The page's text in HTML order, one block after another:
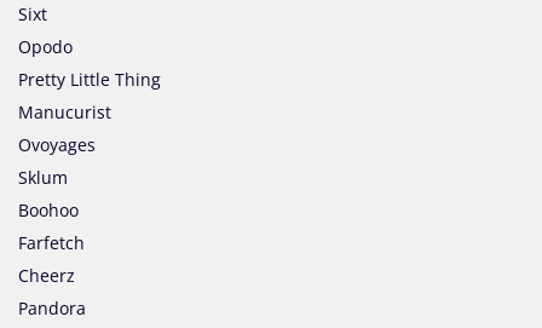
Sixt
Opodo
Pretty Little Thing
Manucurist
Ovoyages
Sklum
Boohoo
Farfetch
Cheerz
Pandora